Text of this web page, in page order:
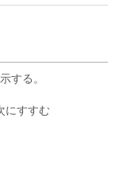
する。
にすすむ